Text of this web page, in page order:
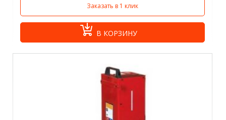
Заказать в 1 клик
В КОРЗИНУ